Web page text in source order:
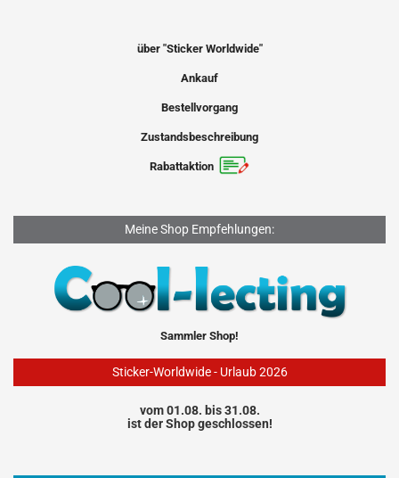
über "Sticker Worldwide"
Ankauf
Bestellvorgang
Zustandsbeschreibung
Rabattaktion
Meine Shop Empfehlungen:
Sammler Shop!
Sticker-Worldwide - Urlaub 2026
vom 01.08. bis 31.08.
ist der Shop geschlossen!